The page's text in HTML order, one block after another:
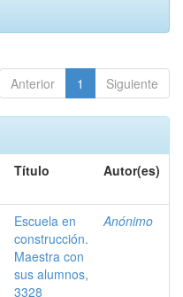
Anterior 1 Siguiente
Título Autor(es)
Escuela en
construcción.
Maestra con
sus alumnos,
3328
Anónimo